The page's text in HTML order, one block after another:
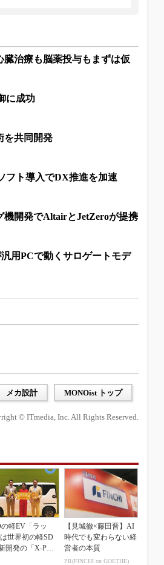
治療も脳薬投与もまずは仮
に成功
を共同開発
ト導入でDX推進を加速
開発でAltairとJetZeroが提携
用PCで動くサロゲートモデ
メカ設計 MONOist トップ
© ITmedia, Inc. All Rights Reserved.
軽EV「ラッ
世界初の軽SD
開発の「X-PAC
【見城徹×藤田晋】AI
時代でも変わらない経
営者の本質
PR(FINCHI on GOETHE)